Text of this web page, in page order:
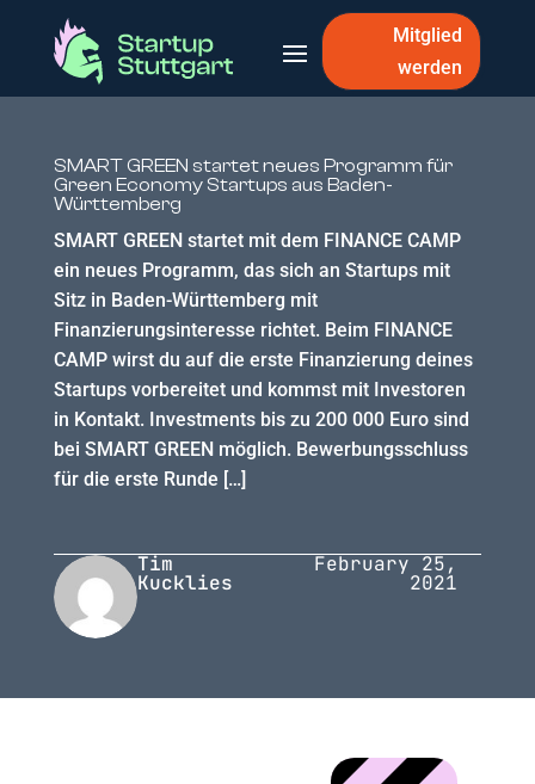
Mitglied
werden
SMART GREEN startet neues Programm für
Green Economy Startups aus Baden-
Württemberg
SMART GREEN startet mit dem FINANCE CAMP
ein neues Programm, das sich an Startups mit
Sitz in Baden-Württemberg mit
Finanzierungsinteresse richtet. Beim FINANCE
CAMP wirst du auf die erste Finanzierung deines
Startups vorbereitet und kommst mit Investoren
in Kontakt. Investments bis zu 200 000 Euro sind
bei SMART GREEN möglich. Bewerbungsschluss
für die erste Runde […]
Tim
Kucklies
February 25,
2021